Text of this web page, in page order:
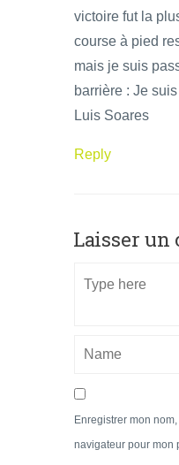
victoire fut la
course à pied
mais je suis
barrière : Je
Luis Soares
Reply
Laisser
Enregistrer mon
navigateur pour mon